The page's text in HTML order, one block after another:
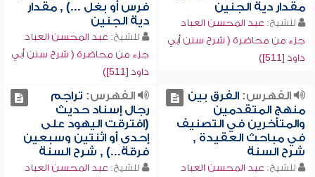
مقدار دية الجنين
للشيخ: عبد المحسن العباد
جزء من محاضرة ( شرح سنن أبي
داود [511])
فرس أو بغل ...) , مقدار
دية الجنين
للشيخ: عبد المحسن العباد
جزء من محاضرة ( شرح سنن أبي
داود [511])
الفهرس:الفرق بين
منهج المتقدمين
والمتأخرين في التصنيف
في مباحث العقيدة ,
شرح السنة
للشيخ: عبد المحسن العباد
الفهرس: تراجم
رجال إسناد حديث
(افترقت اليهود على
إحدى أو اثنتين وسبعين
فرقة...) , شرح السنة
للشيخ: عبد المحسن العباد